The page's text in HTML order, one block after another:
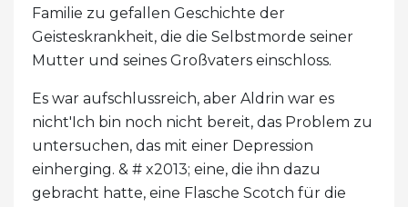
Familie zu gefallen Geschichte der
Geisteskrankheit, die die Selbstmorde seiner
Mutter und seines Großvaters einschloss.
Es war aufschlussreich, aber Aldrin war es
nicht'Ich bin noch nicht bereit, das Problem zu
untersuchen, das mit einer Depression
einherging. & # x2013; eine, die ihn dazu
gebracht hatte, eine Flasche Scotch für die